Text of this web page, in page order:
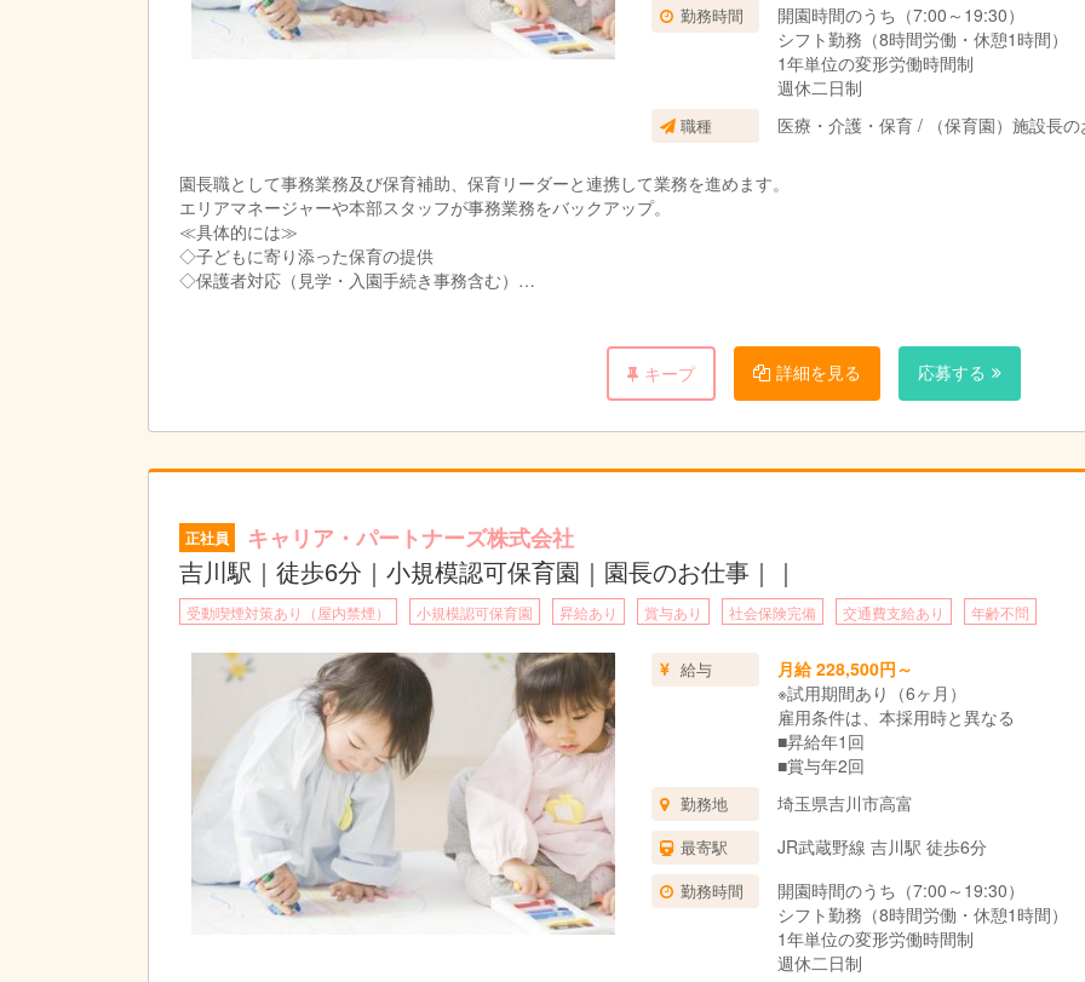
勤務時間
開園時間のうち（7:00～19:30）
シフト勤務（8時間労働・休憩1時間）
1年単位の変形労働時間制
週休二日制
職種 医療・介護・保育 / （保育園）施設長
園長職として事務業務及び保育補助、保育リーダーと連携して業務を進めます。
エリアマネージャーや本部スタッフが事務業務をバックアップ。
≪具体的には≫
◇子どもに寄り添った保育の提供
◇保護者対応（見学・入園手続き事務含む）
キープ
詳細を見る 応募する
正社員 キャリア・パートナーズ株式会社
吉川駅｜徒歩6分｜小規模認可保育園｜園長のお仕事｜｜
受動喫煙対策あり（屋内禁煙） 小規模認可保育園 昇給あり 賞与あり 社会保険完備 交通費支給あり 年齢不問
給与
月給 228,500円～
※試用期間あり（6ヶ月）
雇用条件は、本採用時と異なる
■昇給年1回
■賞与年2回
勤務地 埼玉県吉川市高富
最寄駅 JR武蔵野線 吉川駅 徒歩6分
勤務時間
開園時間のうち（7:00～19:30）
シフト勤務（8時間労働・休憩1時間）
1年単位の変形労働時間制
週休二日制